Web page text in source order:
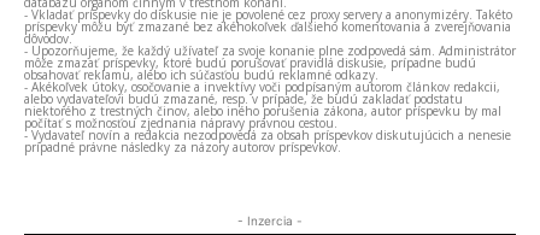
- Vkladať príspevky do diskusie nie je povolené cez proxy servery a anonymizéry. Takéto
príspevky môžu byť zmazané bez akéhokoľvek ďalšieho komentovania a zverejňovania
dôvodov.
- Upozorňujeme, že každý užívateľ za svoje konanie plne zodpovedá sám. Administrátor
môže zmazať príspevky, ktoré budú porušovať pravidlá diskusie, prípadne budú
obsahovať reklamu, alebo ich súčasťou budú reklamné odkazy.
- Akékoľvek útoky, osočovanie a invektívy voči podpísaným autorom článkov redakcii,
alebo vydavateľovi budú zmazané, resp. v prípade, že budú zakladať podstatu
niektorého z trestných činov, alebo iného porušenia zákona, autor príspevku by mal
počítať s možnosťou zjednania nápravy právnou cestou.
- Vydavateľ novín a redakcia nezodpovedá za obsah príspevkov diskutujúcich a nenesie
prípadné právne následky za názory autorov príspevkov.
- Inzercia -